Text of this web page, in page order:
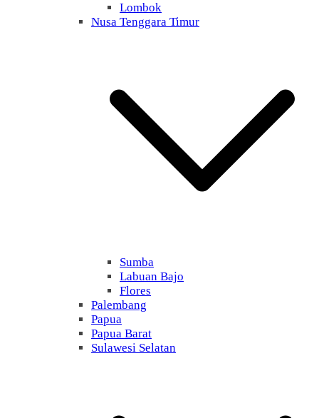
Lombok
Nusa Tenggara Timur
Sumba
Labuan Bajo
Flores
Palembang
Papua
Papua Barat
Sulawesi Selatan